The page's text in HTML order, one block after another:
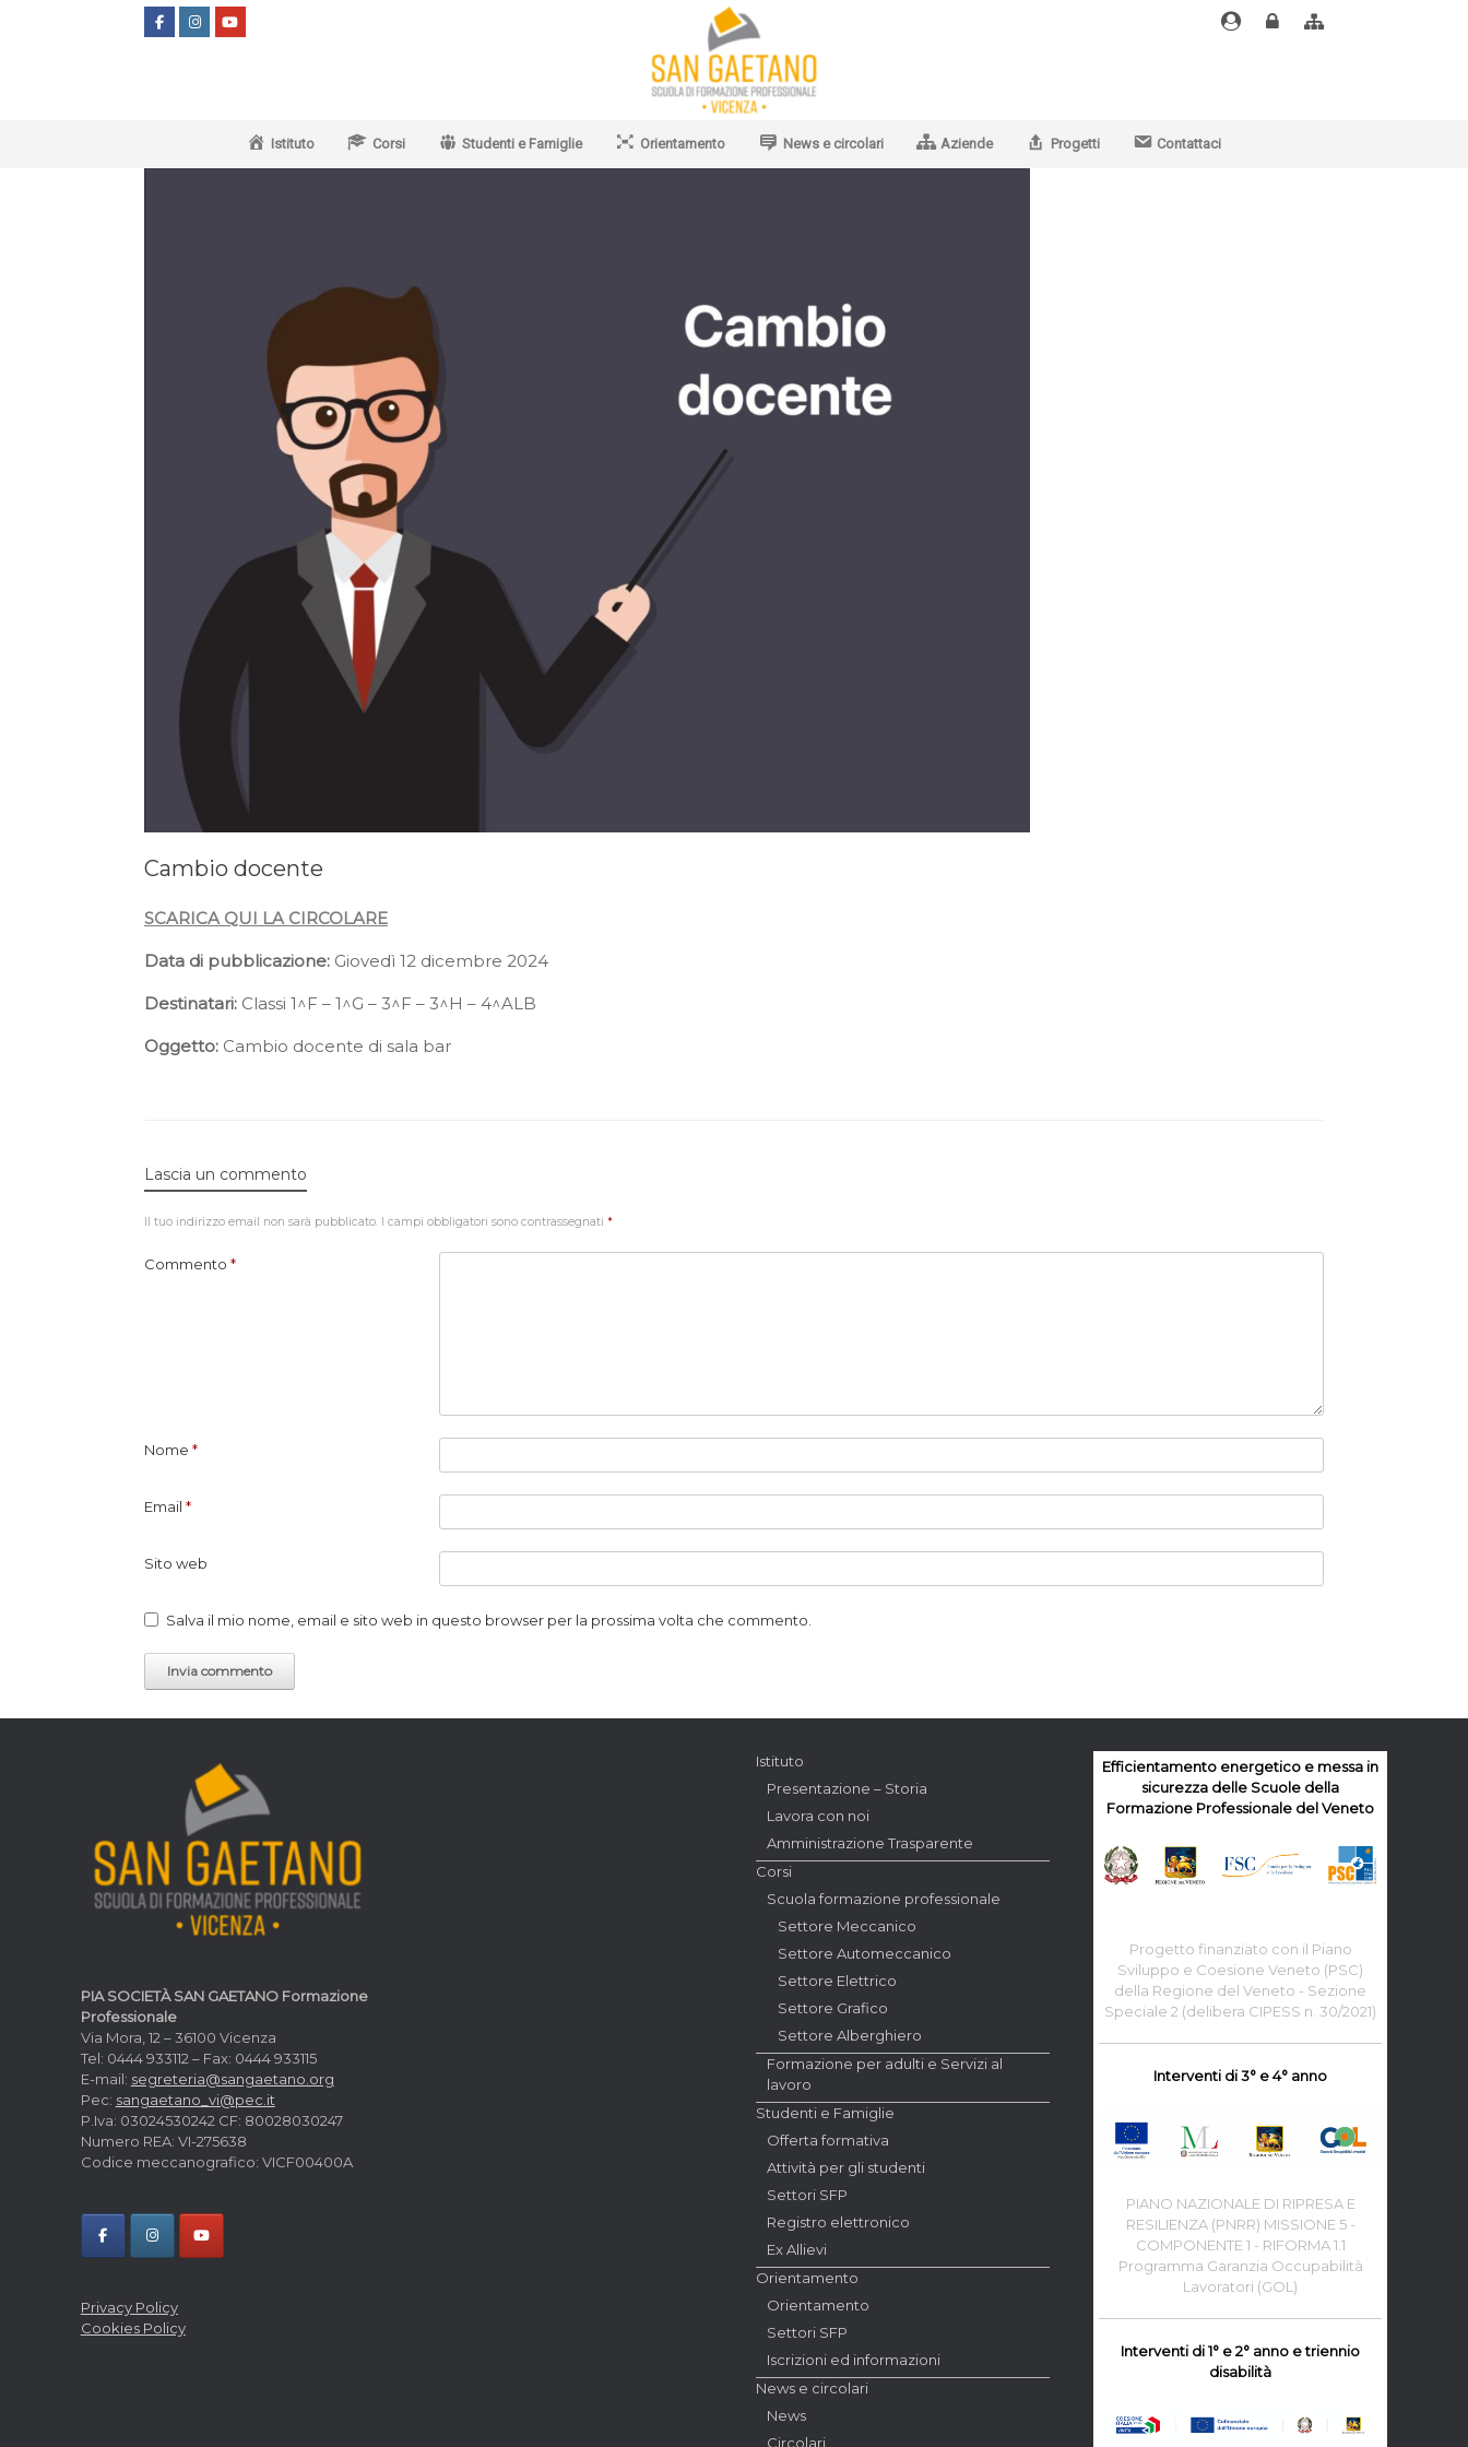
EmailArea
Alfresco
Istituto Corsi Studenti e Famiglie Orientamento News e circolari Aziende Progetti Contattaci
Cambio docente
SCARICA QUI LA CIRCOLARE
Data di pubblicazione: Giovedì 12 dicembre 2024
Destinatari: Classi 1^F – 1^G – 3^F – 3^H – 4^ALB
Oggetto: Cambio docente di sala bar
Lascia un commento
Il tuo indirizzo email non sarà pubblicato. I campi obbligatori sono contrassegnati *
Commento *
Nome *
Email *
Sito web
Salva il mio nome, email e sito web in questo browser per la prossima volta che commento.
PIA SOCIETÀ SAN GAETANO Formazione
Professionale
Via Mora, 12 – 36100 Vicenza
Tel: 0444 933112 – Fax: 0444 933115
E-mail: segreteria@sangaetano.org
Pec: sangaetano_vi@pec.it
P.Iva: 03024530242 CF: 80028030247
Numero REA: VI-275638
Codice meccanografico: VICF00400A
Privacy Policy
Cookies Policy
Istituto
Presentazione – Storia
Lavora con noi
Amministrazione Trasparente
Corsi
Scuola formazione professionale
Settore Meccanico
Settore Automeccanico
Settore Elettrico
Settore Grafico
Settore Alberghiero
Formazione per adulti e Servizi al
lavoro
Studenti e Famiglie
Offerta formativa
Attività per gli studenti
Settori SFP
Registro elettronico
Ex Allievi
Orientamento
Orientamento
Settori SFP
Iscrizioni ed informazioni
News e circolari
News
Circolari
Efficientamento energetico e messa in
sicurezza delle Scuole della
Formazione Professionale del Veneto
Progetto finanziato con il Piano
Sviluppo e Coesione Veneto (PSC)
della Regione del Veneto - Sezione
Speciale 2 (delibera CIPESS n. 30/2021)
Interventi di 3° e 4° anno
PIANO NAZIONALE DI RIPRESA E
RESILIENZA (PNRR) MISSIONE 5 -
COMPONENTE 1 - RIFORMA 1.1
Programma Garanzia Occupabilità
Lavoratori (GOL)
Interventi di 1° e 2° anno e triennio
disabilità